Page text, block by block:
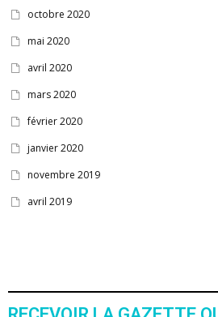
octobre 2020
mai 2020
avril 2020
mars 2020
février 2020
janvier 2020
novembre 2019
avril 2019